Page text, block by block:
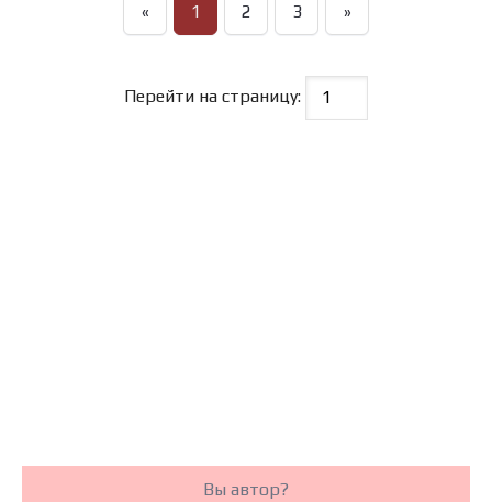
« 1 2 3 »
Перейти на страницу:
Вы автор?